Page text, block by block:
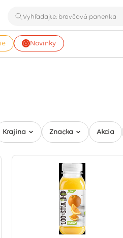
Novinky
Krajina Značka Akcia